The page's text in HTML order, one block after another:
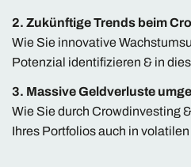
2. Zukünftige Trends beim
Wie Sie innovative
Potenzial identifizieren & in
3. Massive Geldverluste
Wie Sie durch Crowdinvesting
Ihres Portfolios auch in